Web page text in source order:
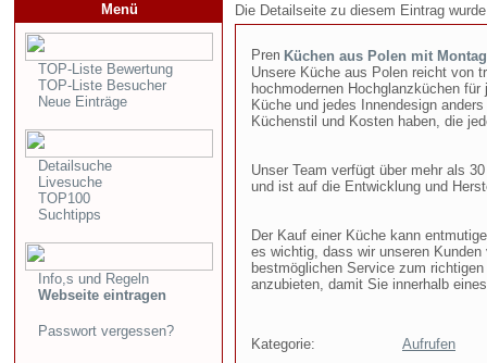
Menü
TOP-Liste Bewertung
TOP-Liste Besucher
Neue Einträge
Detailsuche
Livesuche
TOP100
Suchtipps
Info,s und Regeln
Webseite eintragen
Passwort vergessen?
Die Detailseite zu diesem Eintrag
Küchen aus Polen mit
Unsere Küche aus Polen reicht von
hochmodernen Hochglanzküchen
Küche und jedes Innendesign
Küchenstil und Kosten haben, die
Unser Team verfügt über mehr als
und ist auf die Entwicklung und
Der Kauf einer Küche kann
es wichtig, dass wir unseren
bestmöglichen Service zum
anzubieten, damit Sie innerhalb
Kategorie:
Aufrufen